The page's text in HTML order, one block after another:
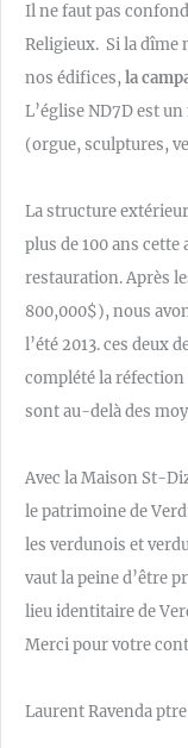
Il ne faut pas
Religieux. Si la dîme
nos édifices,la
L’église ND7D est
(orgue, sculptures,
La structure
plus de 100 ans cette
restauration. Après
800,000$), nous
l’été 2013. ces deux
complété la
sont au-delà des
Avec la Maison St-
le patrimoine de
les verdunois et
vaut la peine d’être
lieu identitaire de
Merci pour votre
Laurent Ravenda